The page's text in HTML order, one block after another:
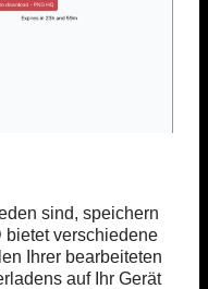
sind, speichern
bietet verschiedene
Ihrer bearbeiteten
auf Ihr Gerät